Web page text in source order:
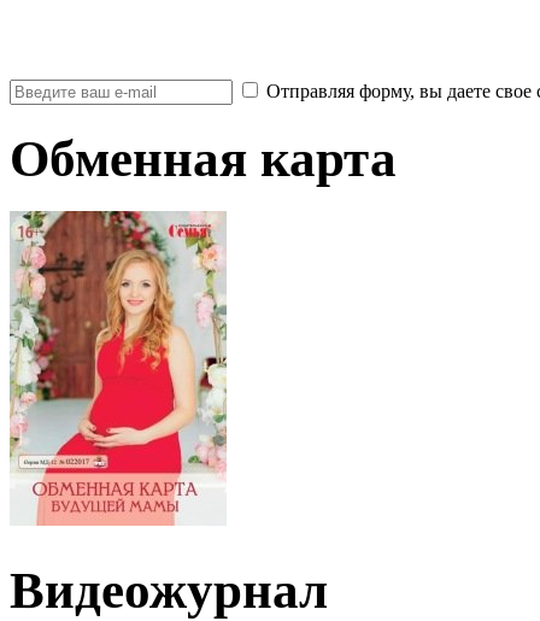
Отправляя форму, вы даете
Обменная карта
Видеожурнал